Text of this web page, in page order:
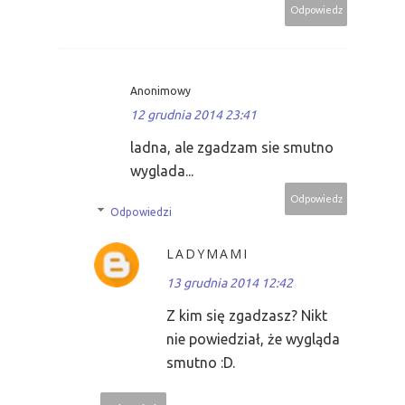
Odpowiedz
Anonimowy
12 grudnia 2014 23:41
ladna, ale zgadzam sie smutno
wyglada...
Odpowiedz
Odpowiedzi
LADYMAMI
13 grudnia 2014 12:42
Z kim się zgadzasz? Nikt
nie powiedział, że wygląda
smutno :D.